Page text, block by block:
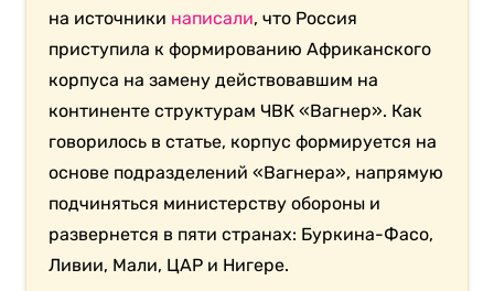
на источники написали, что Россия
приступила к формированию Африканского
корпуса на замену действовавшим на
континенте структурам ЧВК «Вагнер». Как
говорилось в статье, корпус формируется на
основе подразделений «Вагнера», напрямую
подчиняться министерству обороны и
развернется в пяти странах: Буркина-Фасо,
Ливии, Мали, ЦАР и Нигере.